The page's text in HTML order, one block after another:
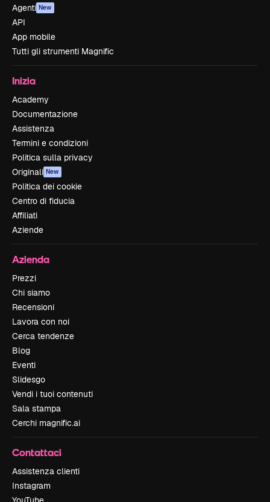
Agenti New
API
App mobile
Tutti gli strumenti Magnific
Inizia
Academy
Documentazione
Assistenza
Termini e condizioni
Politica sulla privacy
Originali New
Politica dei cookie
Centro di fiducia
Affiliati
Aziende
Azienda
Prezzi
Chi siamo
Recensioni
Lavora con noi
Cerca tendenze
Blog
Eventi
Slidesgo
Vendi i tuoi contenuti
Sala stampa
Cerchi magnific.ai
Contattaci
Assistenza clienti
Instagram